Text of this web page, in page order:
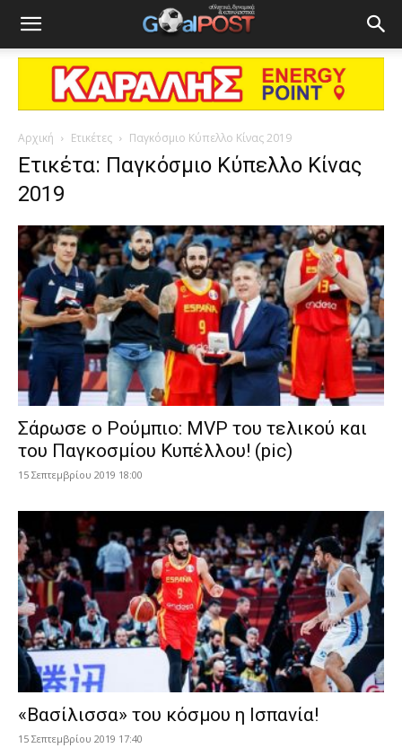
Αρχική Ετικέτες Παγκόσμιο Κύπελλο Κίνας 2019
Ετικέτα: Παγκόσμιο Κύπελλο Κίνας
2019
Σάρωσε ο Ρούμπιο: MVP του τελικού και
του Παγκοσμίου Κυπέλλου! (pic)
15 Σεπτεμβρίου 2019 18:00
«Βασίλισσα» του κόσμου η Ισπανία!
15 Σεπτεμβρίου 2019 17:40